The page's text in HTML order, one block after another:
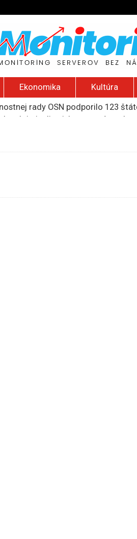
Ekonomika Kultúra
rady OSN podporilo 123
o kriminalite, islame a mýte o